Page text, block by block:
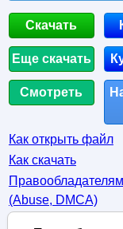
Скачать
Еще скачать
Смотреть
Как открыть файл
Как скачать
Правообладателям
(Abuse, DMСA)